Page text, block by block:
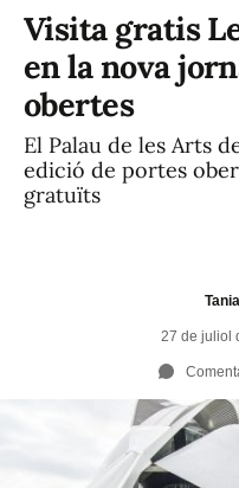
Visita gratis
en la nova
obertes
El Palau de les Arts
edició de portes
gratuïts
27 de juliol